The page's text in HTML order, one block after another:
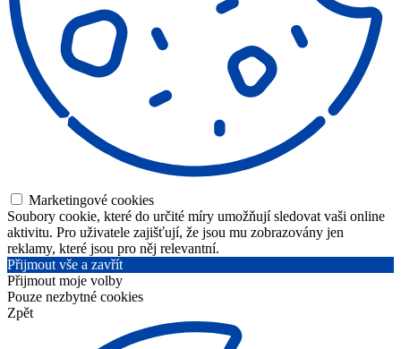
Marketingové cookies
Soubory cookie, které do určité míry umožňují sledovat vaši online
aktivitu. Pro uživatele zajišťují, že jsou mu zobrazovány jen
reklamy, které jsou pro něj relevantní.
Přijmout vše a zavřít
Přijmout moje volby
Pouze nezbytné cookies
Zpět